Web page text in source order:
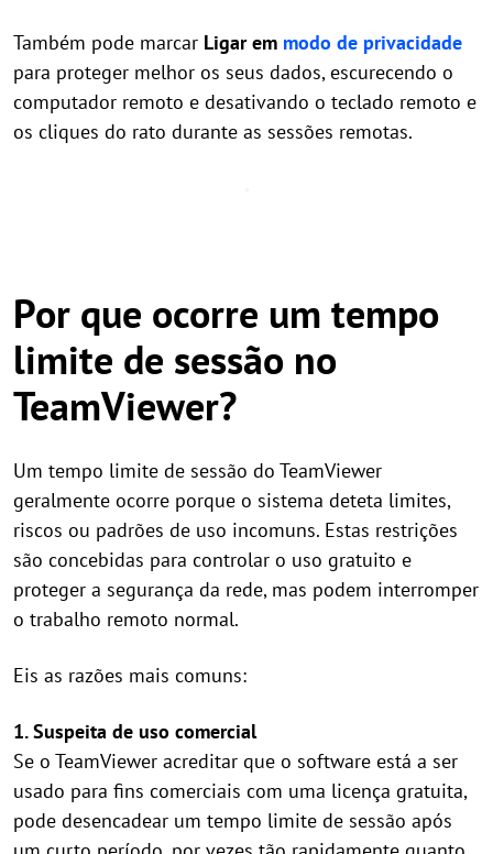
Também pode marcar Ligar em modo de privacidade
para proteger melhor os seus dados, escurecendo o
computador remoto e desativando o teclado remoto e
os cliques do rato durante as sessões remotas.
Por que ocorre um tempo
limite de sessão no
TeamViewer?
Um tempo limite de sessão do TeamViewer
geralmente ocorre porque o sistema deteta limites,
riscos ou padrões de uso incomuns. Estas restrições
são concebidas para controlar o uso gratuito e
proteger a segurança da rede, mas podem interromper
o trabalho remoto normal.
Eis as razões mais comuns:
1. Suspeita de uso comercial
Se o TeamViewer acreditar que o software está a ser
usado para fins comerciais com uma licença gratuita,
pode desencadear um tempo limite de sessão após